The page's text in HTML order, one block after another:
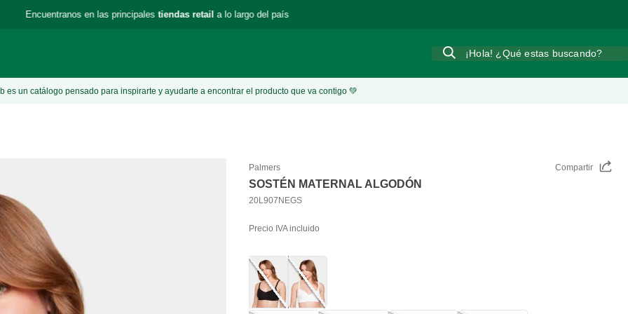
Encuentranos en las principales tiendas retail a lo largo del país
es un catálogo pensado para inspirarte y ayudarte a encontrar el producto que va contigo 💚
Palmers Compartir
SOSTÉN MATERNAL ALGODÓN
20L907NEGS
Precio IVA incluido